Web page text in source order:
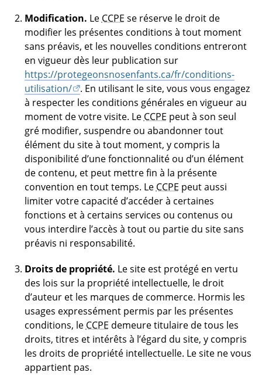
Modification. Le CCPE se réserve le droit de
modifier les présentes conditions à tout moment
sans préavis, et les nouvelles conditions entreront
en vigueur dès leur publication sur
https://protegeonsnosenfants.ca/fr/conditions-
utilisation/
. En utilisant le site, vous vous engagez
à respecter les conditions générales en vigueur au
moment de votre visite. Le CCPE peut à son seul
gré modifier, suspendre ou abandonner tout
élément du site à tout moment, y compris la
disponibilité d’une fonctionnalité ou d’un élément
de contenu, et peut mettre fin à la présente
convention en tout temps. Le CCPE peut aussi
limiter votre capacité d’accéder à certaines
fonctions et à certains services ou contenus ou
vous interdire l’accès à tout ou partie du site sans
préavis ni responsabilité.
Droits de propriété. Le site est protégé en vertu
des lois sur la propriété intellectuelle, le droit
d’auteur et les marques de commerce. Hormis les
usages expressément permis par les présentes
conditions, le CCPE demeure titulaire de tous les
droits, titres et intérêts à l’égard du site, y compris
les droits de propriété intellectuelle. Le site ne vous
appartient pas.